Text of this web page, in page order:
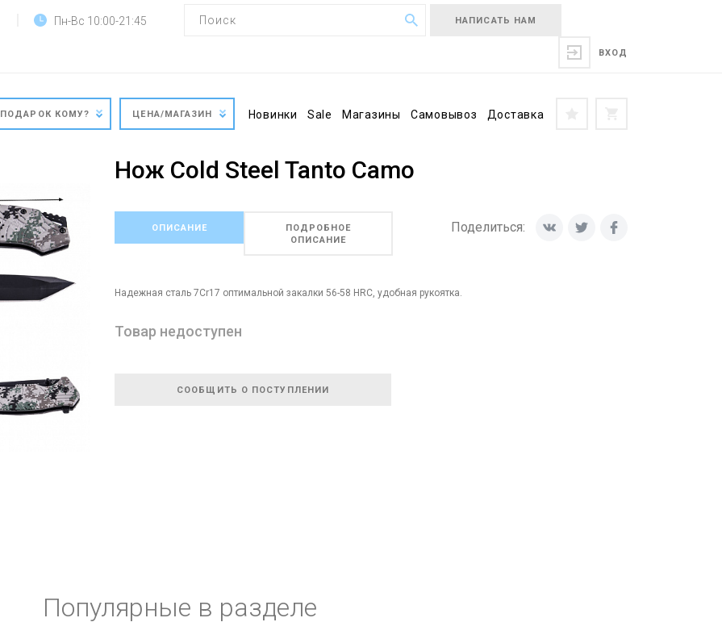
Пн-Вс 10:00-21:45 НАПИСАТЬ НАМ
ВХОД
ПОДАРОК КОМУ? ЦЕНА/МАГАЗИН Новинки Sale Магазины Самовывоз Доставка
Нож Cold Steel Tanto Camo
ОПИСАНИЕ
ПОДРОБНОЕ
ОПИСАНИЕ
Поделиться:
Надежная сталь 7Cr17 оптимальной закалки 56-58 HRC, удобная рукоятка.
Товар недоступен
СООБЩИТЬ О ПОСТУПЛЕНИИ
Популярные в разделе